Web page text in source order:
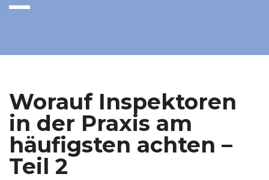
Worauf Inspektoren
in der Praxis am
häufigsten achten –
Teil 2